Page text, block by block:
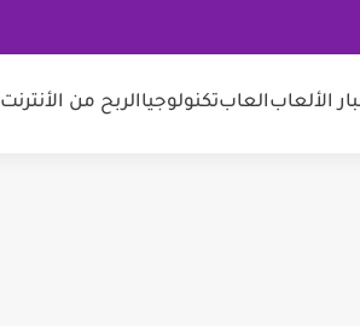
الألعابالعابتكنولوجياالربح من الأنترنت